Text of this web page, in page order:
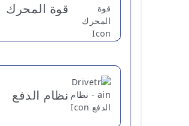
قوة المحرك
نظام الدفع